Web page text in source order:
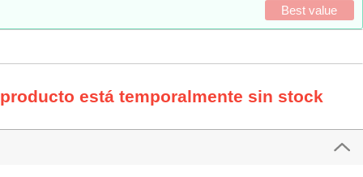
Best value
está temporalmente sin stock